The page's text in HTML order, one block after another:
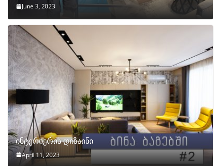
June 3, 2023
ინტერიერის დიზაინი
April 11, 2023